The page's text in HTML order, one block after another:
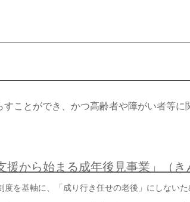
ことができ、かつ高齢者や障がい者等
援から始まる成年後見事業」（き
度を基軸に、「成り行き任せの老後」にしな